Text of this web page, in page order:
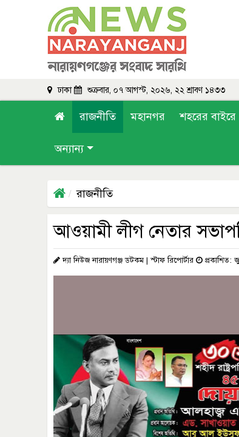
ঢাকা শুক্রবার, ০৭ আগস্ট, ২০২৬, ২২ শ্রাবণ ১৪৩৩
রাজনীতি মহানগর শহরের বাইরে
অন্যান্য
রাজনীতি
আওয়ামী লীগ নেতার
দ্যা নিউজ নারায়ণগঞ্জ ডটকম | স্টাফ রিপোর্টার